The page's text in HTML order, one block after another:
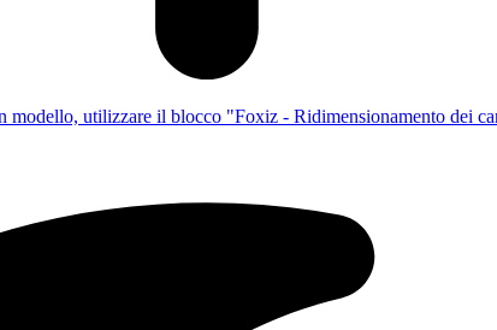
modello, utilizzare il blocco "Foxiz - Ridimensionamento dei